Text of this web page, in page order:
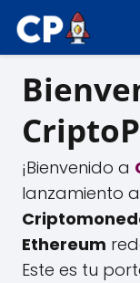
¡Bienvenido a
lanzamiento
Ethereum
Este es tu